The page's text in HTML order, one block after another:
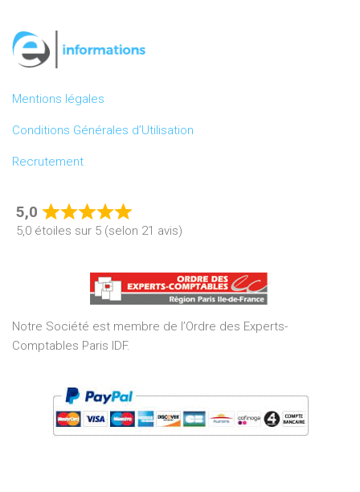
Mentions légales
Conditions Générales d’Utilisation
Recrutement
5,0
Rated
5,0
of
5
5,0 étoiles sur 5 (selon 21 avis)
Notre Société est membre de l’Ordre des Experts-
Comptables Paris IDF.